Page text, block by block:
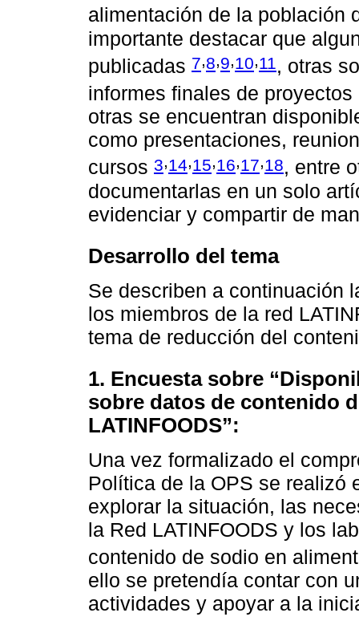
alimentación de la población
importante destacar que
publicadas 7,8,9,10,11, otras
informes finales de
otras se encuentran
como presentaciones,
cursos 3,14,15,16,17,18, entre
documentarlas en un solo
evidenciar y compartir de
Desarrollo del tema
Se describen a continuación
los miembros de la red
tema de reducción del
1. Encuesta sobre
sobre datos de contenido
LATINFOODS”:
Una vez formalizado el
Política de la OPS se realizó
explorar la situación, las
la Red LATINFOODS y los
contenido de sodio en
ello se pretendía contar con
actividades y apoyar a la